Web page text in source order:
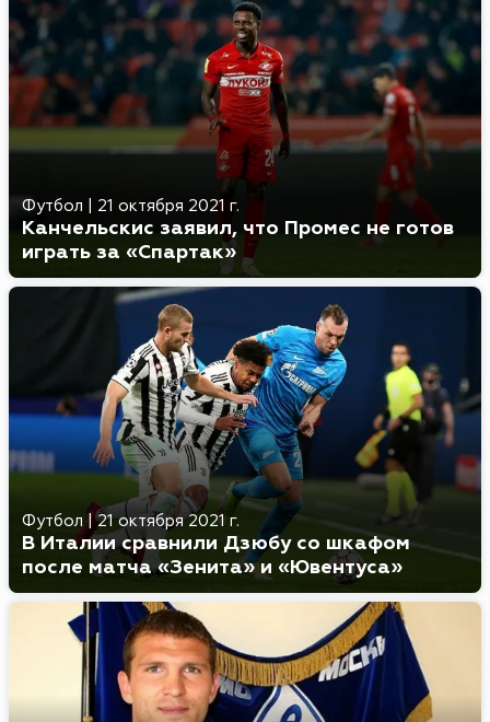
Футбол 21 октября 2021 г.
Канчельскис заявил, что Промес не готов
играть за «Спартак»
Футбол|21 октября 2021 г.
В Италии сравнили Дзюбу со шкафом
после матча «Зенита» и «Ювентуса»